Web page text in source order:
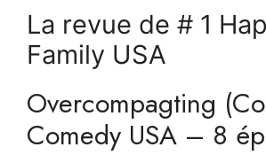
La revue de # 1
Family USA
Overcompagting
Comedy USA – 8